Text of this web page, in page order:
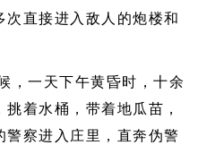
直接进入敌人的炮楼和
，一天下午黄昏时，十余
着水桶，带着地瓜苗，
警察进入庄里，直奔伪警